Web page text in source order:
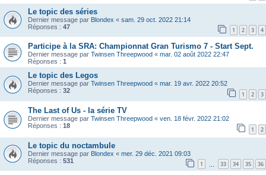
Le topic des séries
Dernier message par Blondex « sam. 29 oct. 2022 21:14
Réponses : 47 1 2 3 4
Participe à la SRA: Championnat Gran Turismo 7 - Start Sept.
Dernier message par Twinsen Threepwood « mar. 02 août 2022 22:47
Réponses : 1
Le topic des Legos
Dernier message par Twinsen Threepwood « mar. 19 avr. 2022 20:52
Réponses : 32 1 2 3
The Last of Us - la série TV
Dernier message par Twinsen Threepwood « ven. 18 févr. 2022 21:02
Réponses : 18 1 2
Le topic du noctambule
Dernier message par Blondex « mer. 29 déc. 2021 09:03
Réponses : 531 1 33 34 35 36